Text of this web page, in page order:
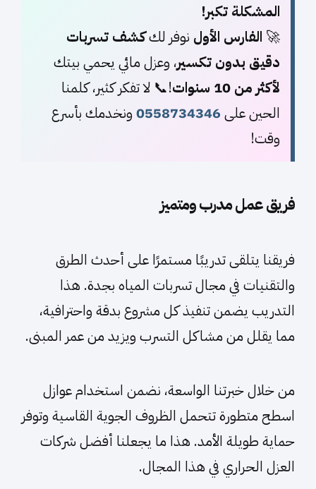
المشكلة تكبر!
🚀 الفارس الأول نوفر لككشف تسربات
دقيق بدون تكسير، وعزل مائي يحمي بيتك
لأكثر من 10 سنوات
!📞 لا تفكر كثير، كلمنا
الحين على0558734346 ونخدمك بأسرع
وقت!
فريق عمل مدرب ومتميز
فريقنا يتلقى تدريبًا مستمرًا على أحدث الطرق
والتقنيات في مجال تسربات المياه بجدة. هذا
التدريب يضمن تنفيذ كل مشروع بدقة واحترافية،
مما يقلل من مشاكل التسرب ويزيد من عمر المبنى.
من خلال خبرتنا الواسعة، نضمن استخدام عوازل
اسطح متطورة تتحمل الظروف الجوية القاسية وتوفر
حماية طويلة الأمد. هذا ما يجعلنا أفضل شركات
العزل الحراري في هذا المجال.